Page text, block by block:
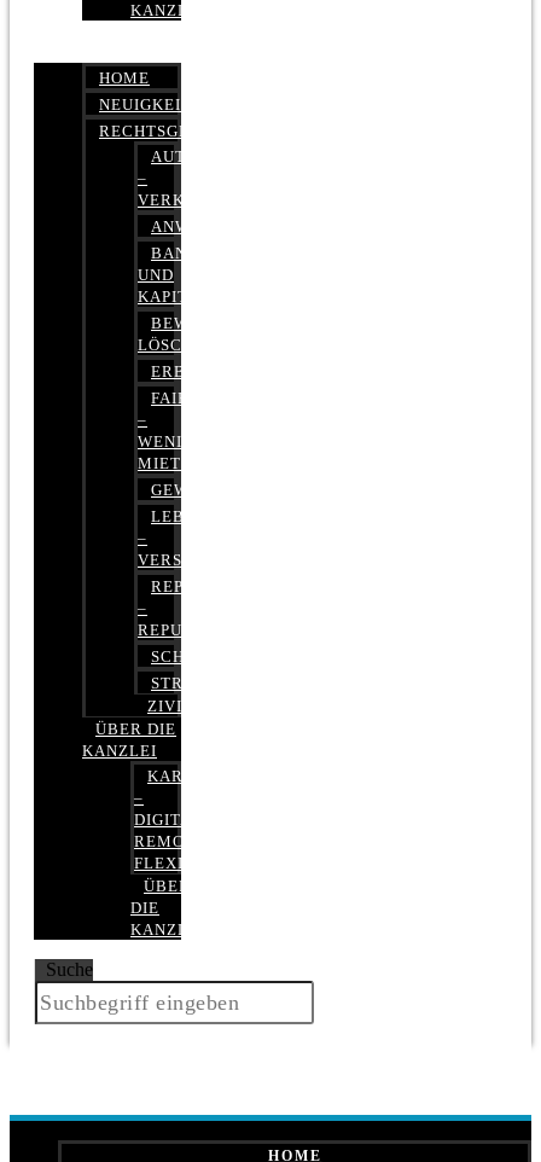
KANZLEI
HOME
NEUIGKEITEN
RECHTSGEBIETE
AUTOBETRUG
–
VERKEHRSRECHT
ANWALTSHAFTUNGSRECHT
BANK-
UND
KAPITALMARKTRECHT
BEWERTUNGEN
LÖSCHEN
ERBRECHT
FAIRMIETEN
–
WENIGER
MIETE
GEWERBERECHT
LEBENSVERSICHERUNG
–
VERSICHERUNGSRECHT
REPUTATIONSRECHT
–
REPUTATIONSMANAGEMENT
SCHUFARECHT
STRAFRECHT
ZIVILRECHT
ÜBER DIE
KANZLEI
KARRIERE
–
DIGITAL,
REMOTE,
FLEXIBEL
ÜBER
DIE
KANZLEI
Suche
HOME